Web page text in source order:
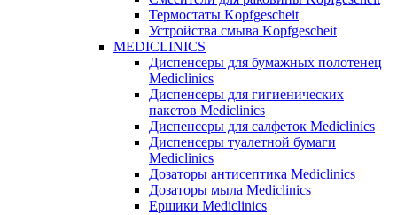
Термостаты Kopfgescheit
Устройства смыва Kopfgescheit
MEDICLINICS
Диспенсеры для бумажных полотенец
Mediclinics
Диспенсеры для гигиенических
пакетов Mediclinics
Диспенсеры для салфеток Mediclinics
Диспенсеры туалетной бумаги
Mediclinics
Дозаторы антисептика Mediclinics
Дозаторы мыла Mediclinics
Ершики Mediclinics